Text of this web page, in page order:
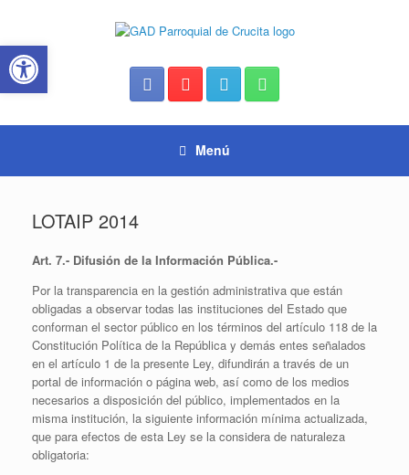
contenido
Menú
LOTAIP 2014
Art. 7.- Difusión de la Información Pública.-
Por la transparencia en la gestión administrativa que están
obligadas a observar todas las instituciones del Estado que
conforman el sector público en los términos del artículo 118 de la
Constitución Política de la República y demás entes señalados
en el artículo 1 de la presente Ley, difundirán a través de un
portal de información o página web, así como de los medios
necesarios a disposición del público, implementados en la
misma institución, la siguiente información mínima actualizada,
que para efectos de esta Ley se la considera de naturaleza
obligatoria:
Abrir barra de herramientas